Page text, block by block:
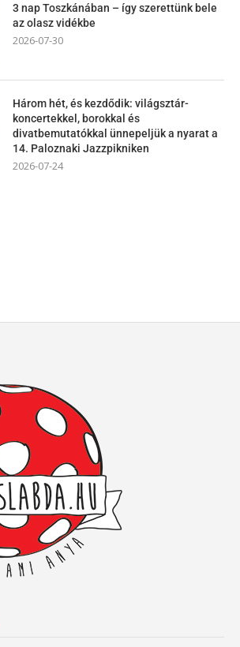
3 nap Toszkánában – így szerettünk bele
az olasz vidékbe
2026-07-30
Három hét, és kezdődik: világsztár-
koncertekkel, borokkal és
divatbemutatókkal ünnepeljük a nyarat a
14. Paloznaki Jazzpikniken
2026-07-24